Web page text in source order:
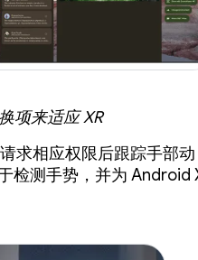
项来适应 XR
求相应权限后跟踪手部动
检测手势，并为 Android